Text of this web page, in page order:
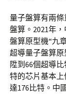
量子盤算有兩
盤算。2021年
盤算原型機“九
超導量子盤算
陞到66個超導
特的芯片基本
達176比特。中